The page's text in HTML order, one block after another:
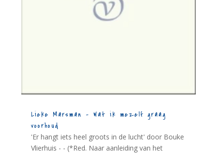
Lieke Marsman – Wat ik mezelf graag
voorhoud
'Er hangt iets heel groots in de lucht' door Bouke
Vlierhuis - - (*Red. Naar aanleiding van het